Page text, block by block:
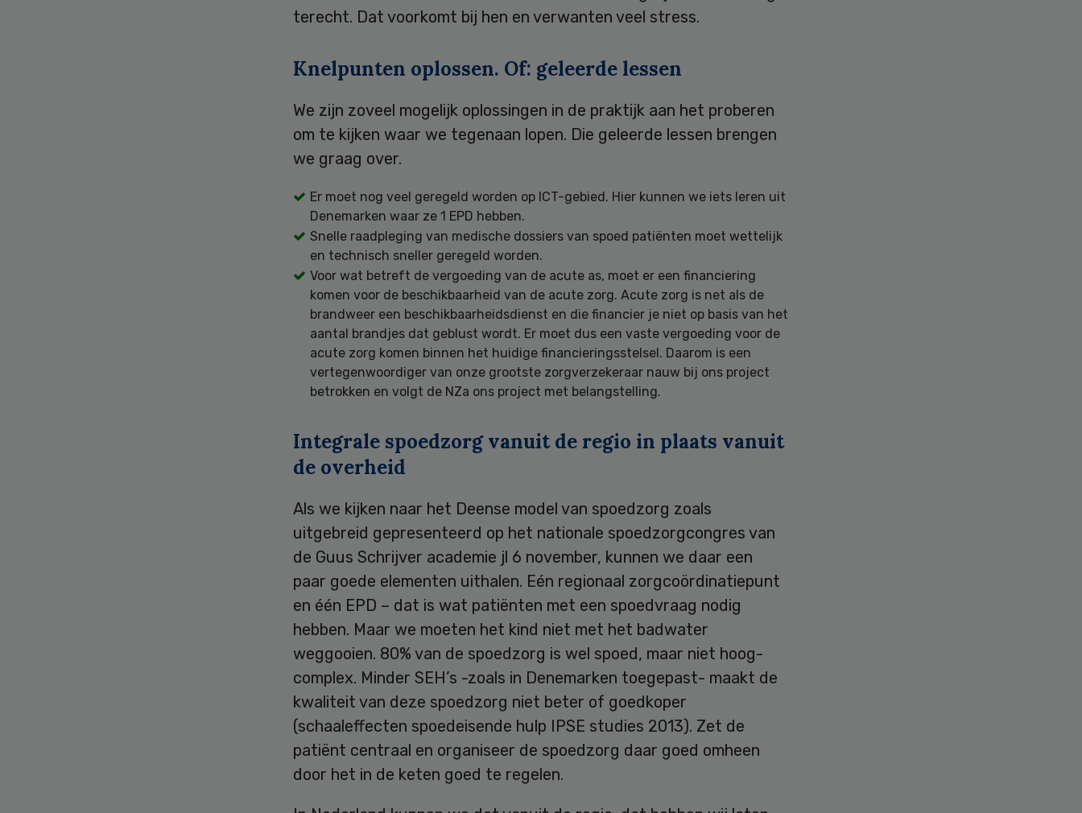
terecht. Dat voorkomt bij hen en verwanten veel stress.
Knelpunten oplossen. Of: geleerde lessen
We zijn zoveel mogelijk oplossingen in de praktijk aan het proberen
om te kijken waar we tegenaan lopen. Die geleerde lessen brengen
we graag over.
Er moet nog veel geregeld worden op ICT-gebied. Hier kunnen we iets leren uit
Denemarken waar ze 1 EPD hebben.
Snelle raadpleging van medische dossiers van spoed patiënten moet wettelijk
en technisch sneller geregeld worden.
Voor wat betreft de vergoeding van de acute as, moet er een financiering
komen voor de beschikbaarheid van de acute zorg. Acute zorg is net als de
brandweer een beschikbaarheidsdienst en die financier je niet op basis van het
aantal brandjes dat geblust wordt. Er moet dus een vaste vergoeding voor de
acute zorg komen binnen het huidige financieringsstelsel. Daarom is een
vertegenwoordiger van onze grootste zorgverzekeraar nauw bij ons project
betrokken en volgt de NZa ons project met belangstelling.
Integrale spoedzorg vanuit de regio in plaats vanuit
de overheid
Als we kijken naar het Deense model van spoedzorg zoals
uitgebreid gepresenteerd op het nationale spoedzorgcongres van
de Guus Schrijver academie jl 6 november, kunnen we daar een
paar goede elementen uithalen. Eén regionaal zorgcoördinatiepunt
en één EPD – dat is wat patiënten met een spoedvraag nodig
hebben. Maar we moeten het kind niet met het badwater
weggooien. 80% van de spoedzorg is wel spoed, maar niet hoog-
complex. Minder SEH’s -zoals in Denemarken toegepast- maakt de
kwaliteit van deze spoedzorg niet beter of goedkoper
(schaaleffecten spoedeisende hulp IPSE studies 2013). Zet de
patiënt centraal en organiseer de spoedzorg daar goed omheen
door het in de keten goed te regelen.